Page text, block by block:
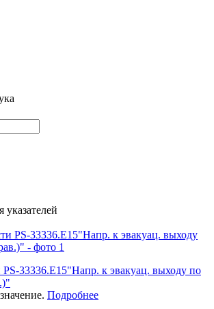
указателей
PS-33336.E15"Напр. к эвакуац. выходу по
Подробнее